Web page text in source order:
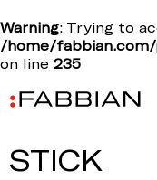
Warning: Trying to
/home/
on line 235
STICK